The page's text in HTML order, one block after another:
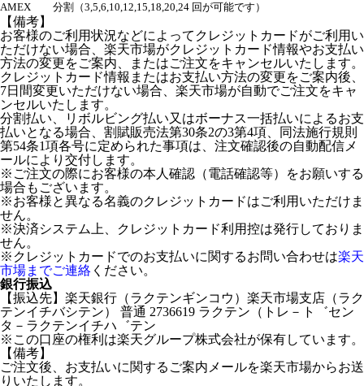
AMEX
分割（3,5,6,10,12,15,18,20,24 回が可能です）
【備考】
お客様のご利用状況などによってクレジットカードがご利用い
ただけない場合、楽天市場がクレジットカード情報やお支払い
方法の変更をご案内、またはご注文をキャンセルいたします。
クレジットカード情報またはお支払い方法の変更をご案内後、
7日間変更いただけない場合、楽天市場が自動でご注文をキャ
ンセルいたします。
分割払い、リボルビング払い又はボーナス一括払いによるお支
払いとなる場合、割賦販売法第30条2の3第4項、同法施行規則
第54条1項各号に定められた事項は、注文確認後の自動配信メ
ールにより交付します。
※ご注文の際にお客様の本人確認（電話確認等）をお願いする
場合もございます。
※お客様と異なる名義のクレジットカードはご利用いただけま
せん。
※決済システム上、クレジットカード利用控は発行しておりま
せん。
※クレジットカードでのお支払いに関するお問い合わせは楽天
市場までご連絡 ください。
銀行振込
【振込先】楽天銀行（ラクテンギンコウ）楽天市場支店（ラク
テンイチバシテン） 普通 2736619 ラクテン（トレ－ト゛セン
タ－ラクテンイチハ゛テン
※この口座の権利は楽天グループ株式会社が保有しています。
【備考】
ご注文後、お支払いに関するご案内メールを楽天市場からお送
りいたします。